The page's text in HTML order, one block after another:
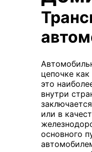
цепочке
это
внутри
или в
основного